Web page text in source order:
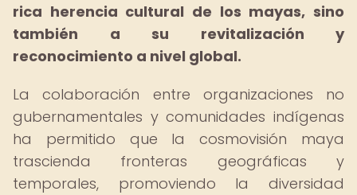
rica herencia cultural de los mayas, sino
también a su revitalización y
reconocimiento a nivel global.
La colaboración entre organizaciones no
gubernamentales y comunidades indígenas
ha permitido que la cosmovisión maya
trascienda fronteras geográficas y
temporales, promoviendo la diversidad